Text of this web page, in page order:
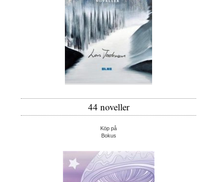
44 noveller
Köp på
Bokus